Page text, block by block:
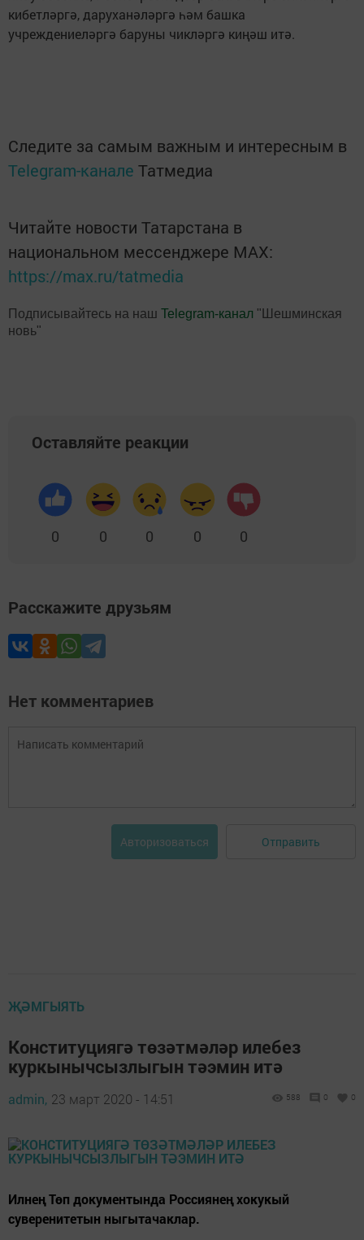
кибетләргә, даруханәләргә һәм башка
учреждениеләргә баруны чикләргә киңәш итә.
Следите за самым важным и интересным в
Telegram-канале Татмедиа
Читайте новости Татарстана в
национальном мессенджере MАХ:
https://max.ru/tatmedia
Подписывайтесь на наш Telegram-канал "Шешминская
новь"
Оставляйте реакции
0 0 0 0 0
Расскажите друзьям
Нет комментариев
Авторизоваться Отправить
ҖӘМГЫЯТЬ
Конституциягә төзәтмәләр илебез
куркынычсызлыгын тәэмин итә
admin, 23 март 2020 - 14:51 588 0 0
Илнең Төп документында Россиянең хокукый
суверенитетын ныгытачаклар.